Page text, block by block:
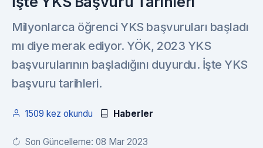
Milyonlarca öğrenci YKS başvuruları başladı
mı diye merak ediyor. YÖK, 2023 YKS
başvurularının başladığını duyurdu. İşte YKS
başvuru tarihleri.
1509 kez okundu Haberler
Son Güncelleme: 08 Mar 2023